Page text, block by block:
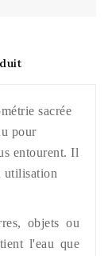
sacrée
pour
entourent. Il
utilisation
objets ou
l'eau que